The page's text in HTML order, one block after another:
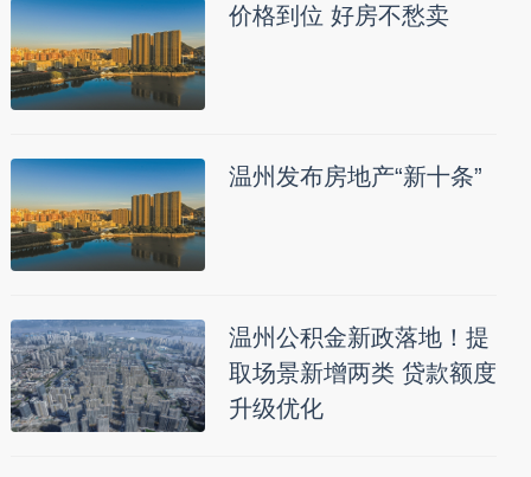
价格到位 好房不愁卖
温州发布房地产“新十条”
温州公积金新政落地！提
取场景新增两类 贷款额度
升级优化